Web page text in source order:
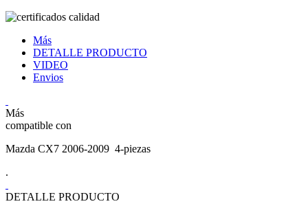
Más
DETALLE PRODUCTO
VIDEO
Envios
Más
compatible con
Mazda CX7 2006-2009 4-piezas
.
DETALLE PRODUCTO